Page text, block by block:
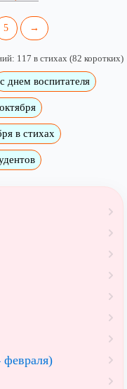
5 →
117 в стихах (82 коротких)
с днем воспитателя
в стихах
февраля)